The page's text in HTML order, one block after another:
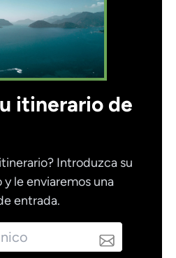
itinerario de
Introduzca su
le enviaremos una
entrada.